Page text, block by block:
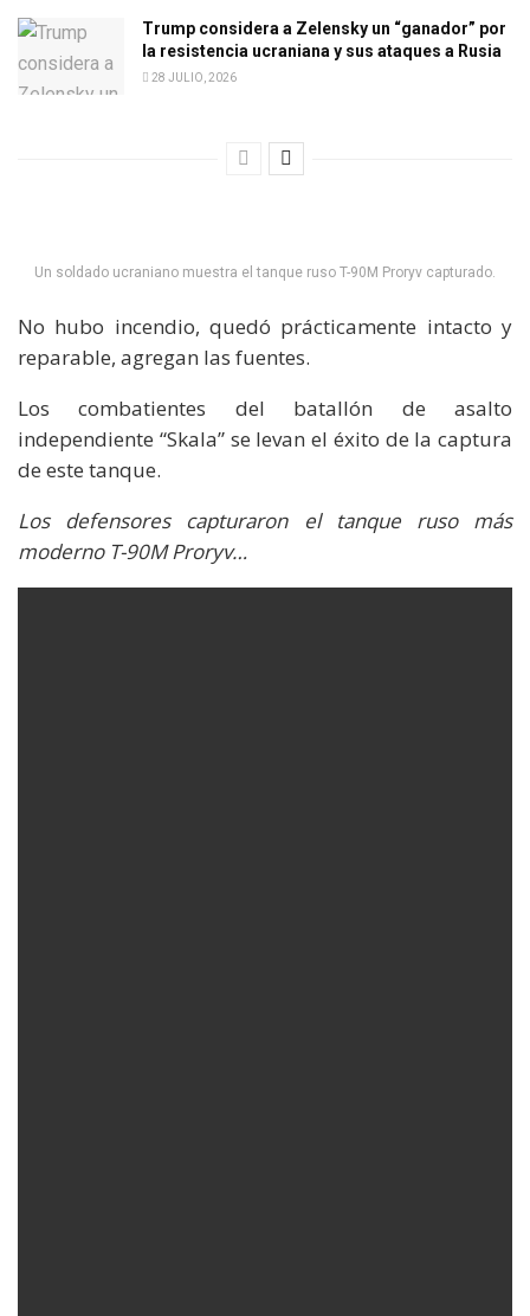
Trump considera a Zelensky un “ganador” por
la resistencia ucraniana y sus ataques a Rusia
28 JULIO, 2026
Un soldado ucraniano muestra el tanque ruso T-90M Proryv capturado.
No hubo incendio, quedó prácticamente intacto y
reparable, agregan las fuentes.
Los combatientes del batallón de asalto
independiente “Skala” se levan el éxito de la captura
de este tanque.
Los defensores capturaron el tanque ruso más
moderno T-90M Proryv…